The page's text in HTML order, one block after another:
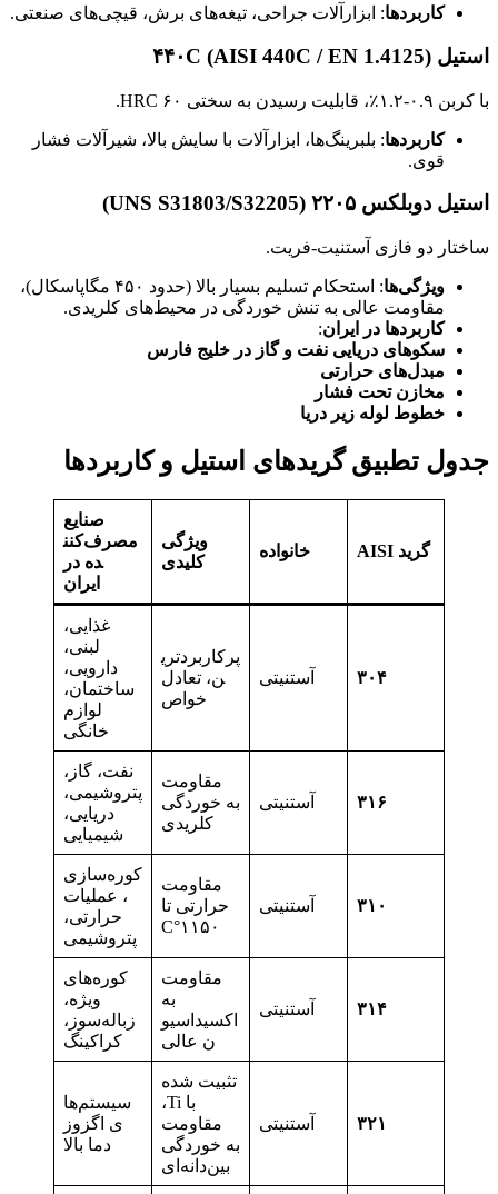
کاربردها: ابزارآلات جراحی، تیغه‌های برش، قیچی‌های صنعتی.
استیل ۴۴۰C (AISI 440C / EN 1.4125)
با کربن ۰.۹-۱.۲٪، قابلیت رسیدن به سختی ۶۰ HRC.
کاربردها: بلبرینگ‌ها، ابزارآلات با سایش بالا، شیرآلات فشار
قوی.
استیل دوبلکس ۲۲۰۵ (UNS S31803/S32205)
ساختار دو فازی آستنیت-فریت.
ویژگی‌ها
: استحکام تسلیم بسیار بالا (حدود ۴۵۰ مگاپاسکال)،
مقاومت عالی به تنش خوردگی در محیط‌های کلریدی.
کاربردها در ایران:
سکوهای دریایی نفت و گاز در خلیج فارس
مبدل‌های حرارتی
مخازن تحت فشار
خطوط لوله زیر دریا
جدول تطبیق گریدهای استیل و کاربردها
گرید AISI خانواده
ویژگی
کلیدی
صنایع
مصرف‌کنن
ده در
ایران
۳۰۴ آستنیتی
پرکاربردتری
ن، تعادل
خواص
غذایی،
لبنی،
دارویی،
ساختمان،
لوازم
خانگی
۳۱۶ آستنیتی
مقاومت
به خوردگی
کلریدی
نفت، گاز،
پتروشیمی،
دریایی،
شیمیایی
۳۱۰ آستنیتی
مقاومت
حرارتی تا
۱۱۵۰°C
کوره‌سازی
، عملیات
حرارتی،
پتروشیمی
۳۱۴ آستنیتی
مقاومت
به
اکسیداسیو
ن عالی
کوره‌های
ویژه،
زباله‌سوز،
کراکینگ
۳۲۱ آستنیتی
تثبیت شده
با Ti،
مقاومت
به خوردگی
بین‌دانه‌ای
سیستم‌ها
ی اگزوز
دما بالا